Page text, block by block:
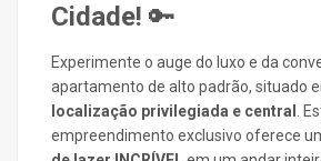
Cidade! 🔑
Experimente o auge do luxo e da
apartamento de alto padrão, situado
localização privilegiada e central
.
empreendimento exclusivo oferece